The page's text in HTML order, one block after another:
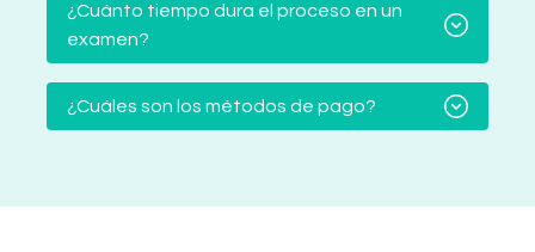
¿Cuánto tiempo dura el proceso en un
examen?
¿Cuáles son los métodos de pago?